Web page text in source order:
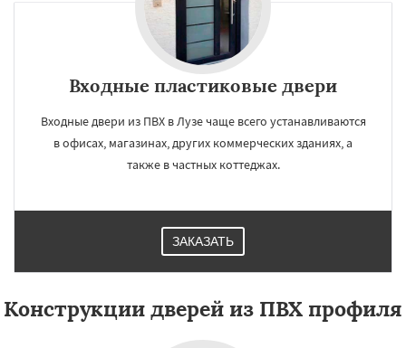
Входные пластиковые двери
Входные двери из ПВХ в Лузе чаще всего устанавливаются
в офисах, магазинах, других коммерческих зданиях, а
также в частных коттеджах.
ЗАКАЗАТЬ
Конструкции дверей из ПВХ профиля